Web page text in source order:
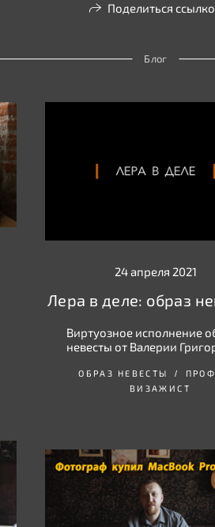
Поделиться
Блог
24 апреля 2021
Лера в деле: образ
Виртуозное исполнение
невесты от Валерии
ОБРАЗ НЕВЕСТЫ
ВИЗАЖИСТ